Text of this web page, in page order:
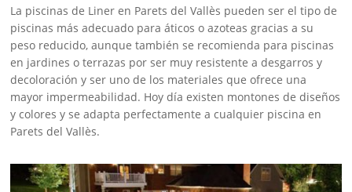
La piscinas de Liner en Parets del Vallès pueden ser el tipo de
piscinas más adecuado para áticos o azoteas gracias a su
peso reducido, aunque también se recomienda para piscinas
en jardines o terrazas por ser muy resistente a desgarros y
decoloración y ser uno de los materiales que ofrece una
mayor impermeabilidad. Hoy día existen montones de diseños
y colores y se adapta perfectamente a cualquier piscina en
Parets del Vallès.